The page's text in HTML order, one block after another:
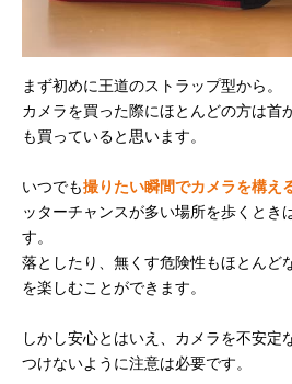
まず初めに王道のストラップ型から。
カメラを買った際にほとんどの方は首
も買っていると思います。
いつでも撮りたい瞬間でカメラを構え
ッターチャンスが多い場所を歩くとき
す。
落としたり、無くす危険性もほとんど
を楽しむことができます。
しかし安心とはいえ、カメラを不安定
つけないように注意は必要です。